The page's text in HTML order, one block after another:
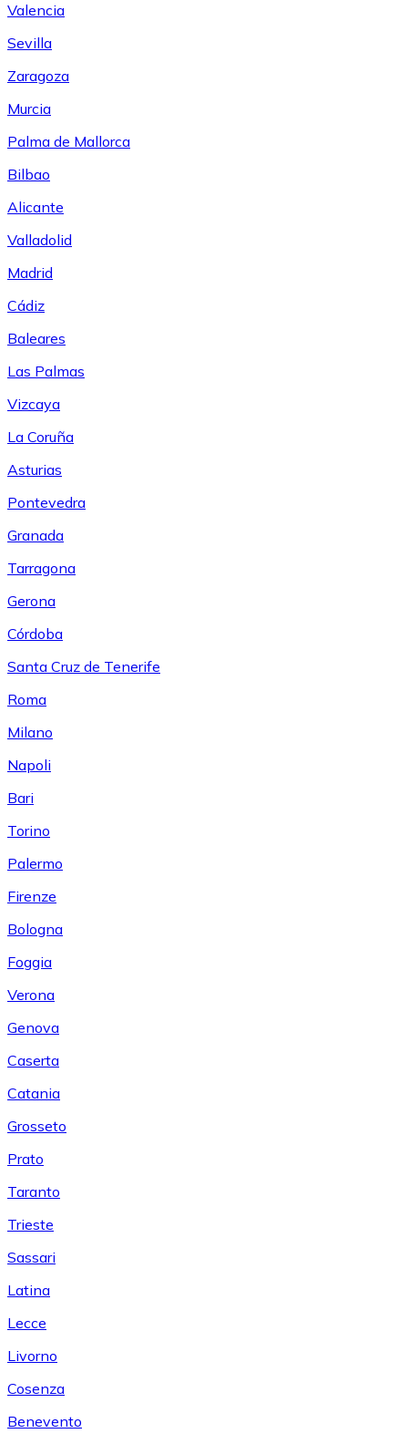
Valencia
Sevilla
Zaragoza
Murcia
Palma de Mallorca
Bilbao
Alicante
Valladolid
Madrid
Cádiz
Baleares
Las Palmas
Vizcaya
La Coruña
Asturias
Pontevedra
Granada
Tarragona
Gerona
Córdoba
Santa Cruz de Tenerife
Roma
Milano
Napoli
Bari
Torino
Palermo
Firenze
Bologna
Foggia
Verona
Genova
Caserta
Catania
Grosseto
Prato
Taranto
Trieste
Sassari
Latina
Lecce
Livorno
Cosenza
Benevento